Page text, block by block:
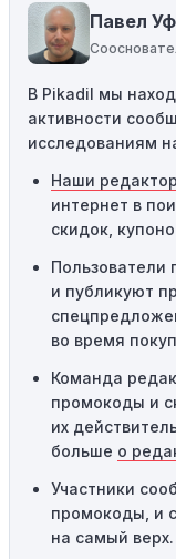
пытаетесь
промокоды
порога покупки,
сумма в корзине
код не
промокодов
местами или
пределами
применяться.
предназначены
использования.
другим, он не
сайте или в
привести к
таких случаях
Павел
В Pikadil мы
активности
исследованиям
Наши
интернет в
скидок,
Пользователи
и публикуют
во время
Команда
промокоды и
их
больше о
Участники
промокоды, и
на самый верх.